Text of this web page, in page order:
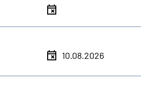
10.08.2026